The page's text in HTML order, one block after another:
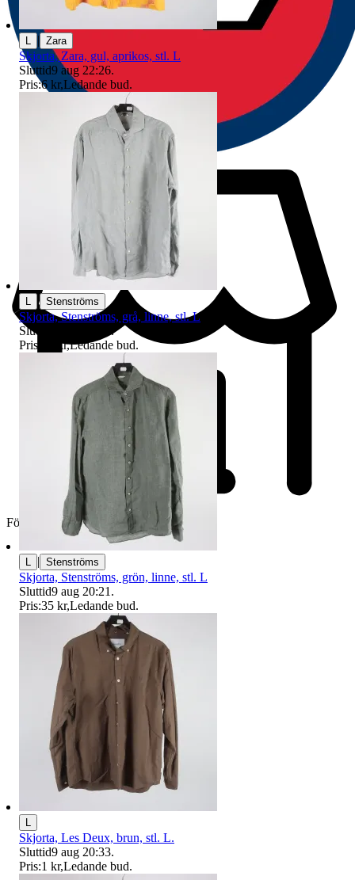
Företag
| Zara
Skjorta, Zara, gul, aprikos, stl. L
Sluttid9 aug 22:26.
Pris:6 kr,Ledande bud.
| Stenströms
Skjorta, Stenströms, grå, linne, stl. L
Sluttid
.
Pris:
25 kr,Ledande bud.
| Stenströms
Skjorta, Stenströms, grön, linne, stl. L
Sluttid9 aug 20:21 .
Pris:35 kr,Ledande bud.
Skjorta, Les Deux, brun, stl. L.
Sluttid9 aug 20:33.
Pris:1 kr,Ledande bud.